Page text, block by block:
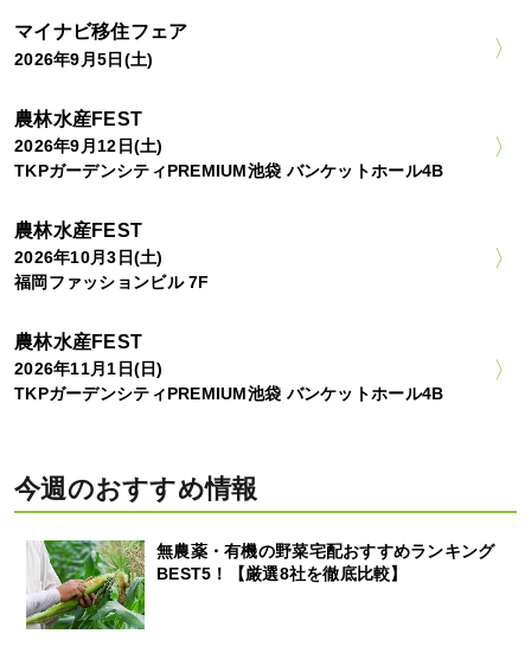
マイナビ移住フェア
2026年9月5日(土)
農林水産FEST
2026年9月12日(土)
TKPガーデンシティPREMIUM池袋 バンケットホール4B
農林水産FEST
2026年10月3日(土)
福岡ファッションビル 7F
農林水産FEST
2026年11月1日(日)
TKPガーデンシティPREMIUM池袋 バンケットホール4B
今週のおすすめ情報
無農薬・有機の野菜宅配おすすめランキング
BEST5！【厳選8社を徹底比較】